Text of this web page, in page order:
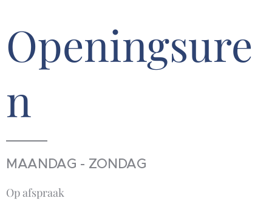
Openingsure
n
MAANDAG - ZONDAG
Op afspraak